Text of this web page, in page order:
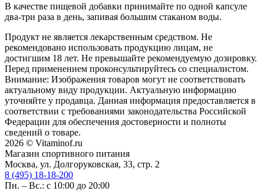
В качестве пищевой добавки принимайте по одной капсуле
два-три раза в день, запивая большим стаканом воды.
Продукт не является лекарственным средством. Не
рекомендовано использовать продукцию лицам, не
достигшим 18 лет. Не превышайте рекомендуемую дозировку.
Перед применением проконсультируйтесь со специалистом.
Внимание: Изображения товаров могут не соответствовать
актуальному виду продукции. Актуальную информацию
уточняйте у продавца. Данная информация предоставляется в
соответствии с требованиями законодательства Российской
Федерации для обеспечения достоверности и полноты
сведений о товаре.
2026 © Vitaminof.ru
Магазин спортивного питания
Москва, ул. Долгоруковская, 33, стр. 2
8 (495) 18-18-200
Пн. – Вс.: с 10:00 до 20:00